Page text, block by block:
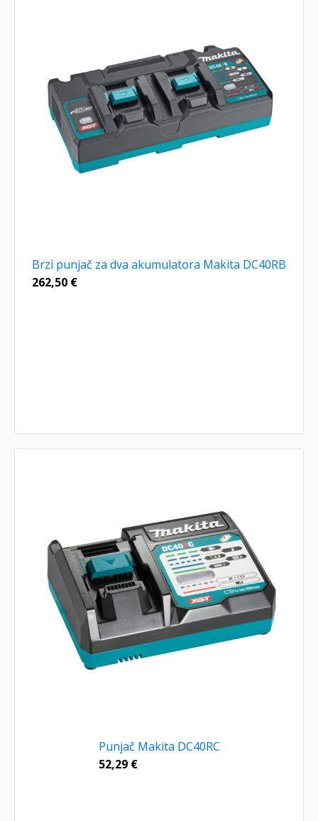
Brzi punjač za dva akumulatora Makita DC40RB
262,50 €
Punjač Makita DC40RC
52,29 €